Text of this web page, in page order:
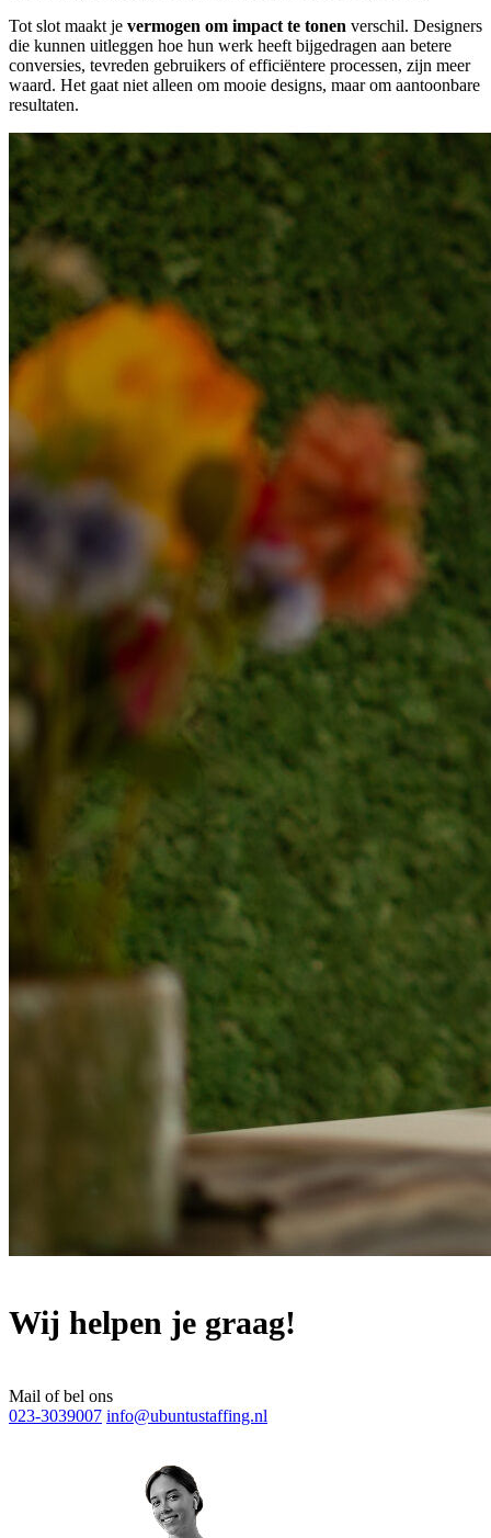
Tot slot maakt je vermogen om impact te tonen verschil. Designers
die kunnen uitleggen hoe hun werk heeft bijgedragen aan betere
conversies, tevreden gebruikers of efficiëntere processen, zijn meer
waard. Het gaat niet alleen om mooie designs, maar om aantoonbare
resultaten.
Wij helpen je graag!
Mail of bel ons
023-3039007 info@ubuntustaffing.nl